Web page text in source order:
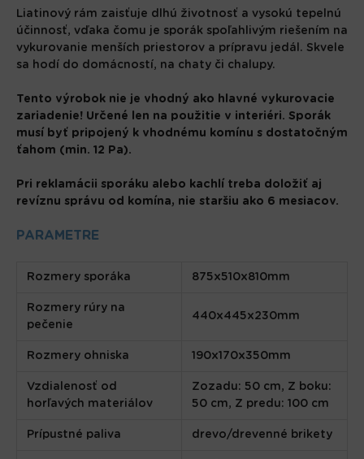
Liatinový rám zaisťuje dlhú životnosť a vysokú tepelnú
účinnosť, vďaka čomu je sporák spoľahlivým riešením na
vykurovanie menších priestorov a prípravu jedál. Skvele
sa hodí do domácností, na chaty či chalupy.
Tento výrobok nie je vhodný ako hlavné vykurovacie
zariadenie! Určené len na použitie v interiéri. Sporák
musí byť pripojený k vhodnému komínu s dostatočným
ťahom (min. 12 Pa).
Pri reklamácii sporáku alebo kachlí treba doložiť aj
revíznu správu od komína, nie staršiu ako 6 mesiacov.
PARAMETRE
Rozmery sporáka 875x510x810mm
Rozmery rúry na
pečenie
440x445x230mm
Rozmery ohniska 190x170x350mm
Vzdialenosť od
horľavých materiálov
Zozadu: 50 cm, Z boku:
50 cm, Z predu: 100 cm
Prípustné paliva drevo/drevenné brikety